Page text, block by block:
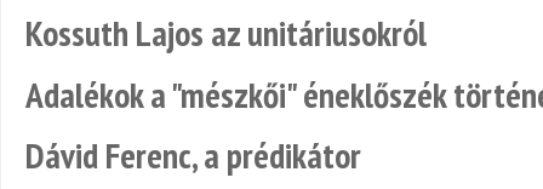
Kossuth Lajos az unitáriusokról
Adalékok a "mészkői" éneklőszék
Dávid Ferenc, a prédikátor